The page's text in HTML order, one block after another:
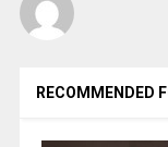
RECOMMENDED